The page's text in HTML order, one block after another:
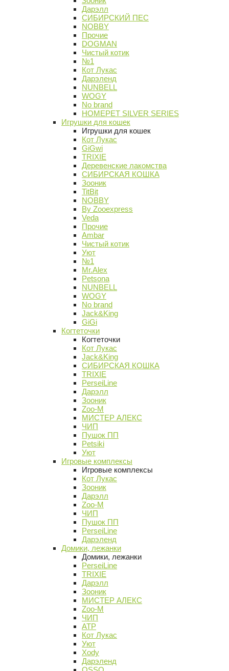
Дарэлл
СИБИРСКИЙ ПЕС
NOBBY
Прочие
DOGMAN
Чистый котик
№1
Кот Лукас
Дарэленд
NUNBELL
WOGY
No brand
HOMEPET SILVER SERIES
Игрушки для кошек
Игрушки для кошек
Кот Лукас
GiGwi
TRIXIE
Деревенские лакомства
СИБИРСКАЯ КОШКА
Зооник
TitBit
NOBBY
By Zooexpress
Veda
Прочие
Ambar
Чистый котик
Уют
№1
Mr.Alex
Petsona
NUNBELL
WOGY
No brand
Jack&King
GiGi
Когтеточки
Когтеточки
Кот Лукас
Jack&King
СИБИРСКАЯ КОШКА
TRIXIE
PerseiLine
Дарэлл
Зооник
Zoo-M
МИСТЕР АЛЕКС
ЧИП
Пушок ПП
Petsiki
Уют
Игровые комплексы
Игровые комплексы
Кот Лукас
Зооник
Дарэлл
Zoo-M
ЧИП
Пушок ПП
PerseiLine
Дарэленд
Домики, лежанки
Домики, лежанки
PerseiLine
TRIXIE
Дарэлл
Зооник
МИСТЕР АЛЕКС
Zoo-M
ЧИП
АТР
Кот Лукас
Уют
Xody
Дарэленд